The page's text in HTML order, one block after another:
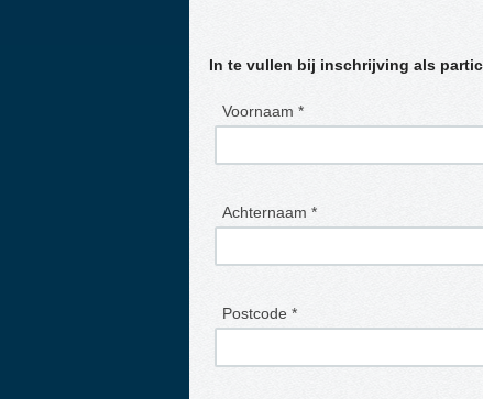
In te vullen bij inschrijving als
Voornaam *
Achternaam *
Postcode *